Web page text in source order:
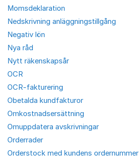
Momsdeklaration
Nedskrivning anläggningstillgång
Negativ lön
Nya råd
Nytt räkenskapsår
OCR
OCR-fakturering
Obetalda kundfakturor
Omkostnadsersättning
Omuppdatera avskrivningar
Orderrader
Orderstock med kundens ordernummer